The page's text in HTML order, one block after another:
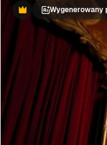
PremiumWygenerowany